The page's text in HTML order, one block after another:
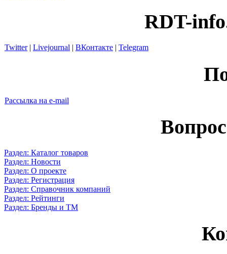
RDT-
Twitter| Livejournal | ВКонтакте | Telegram
Рассылка на e-mail
Раздел: Каталог товаров
Раздел: Новости
Раздел: О проекте
Раздел: Регистрация
Раздел: Справочник компаний
Раздел: Рейтинги
Раздел: Бренды и ТМ